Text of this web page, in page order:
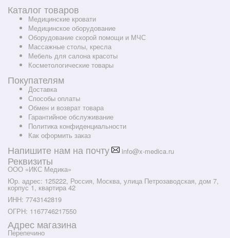
Каталог товаров
Медицинские кровати
Медицинское оборудование
Оборудование скорой помощи и МЧС
Массажные столы, кресла
Мебель для салона красоты
Косметологические товары
Покупателям
Доставка
Способы оплаты
Обмен и возврат товара
Гарантийное обслуживание
Политика конфиденциальности
Как оформить заказ
Напишите нам на почту info@x-medica.ru
Реквизиты
ООО «ИКС Медика»
Юр. адрес: 125222, Россия, Москва, улица Петрозаводская, дом 7,
корпус 1, квартира 42
ИНН: 7743142819
ОГРН: 1167746217550
Адрес магазина
Перепечино